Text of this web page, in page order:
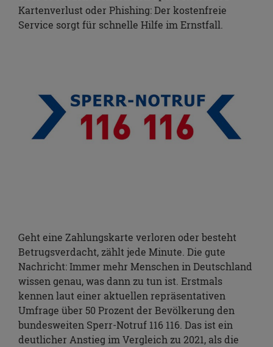
Kartenverlust oder Phishing: Der kostenfreie
Service sorgt für schnelle Hilfe im Ernstfall.
Geht eine Zahlungskarte verloren oder besteht
Betrugsverdacht, zählt jede Minute. Die gute
Nachricht: Immer mehr Menschen in Deutschland
wissen genau, was dann zu tun ist. Erstmals
kennen laut einer aktuellen repräsentativen
Umfrage über 50 Prozent der Bevölkerung den
bundesweiten Sperr-Notruf 116 116. Das ist ein
deutlicher Anstieg im Vergleich zu 2021, als die